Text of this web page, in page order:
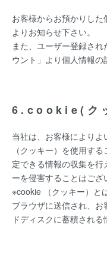
お客様からお預かりし
よりお知らせ下さい。
また、ユーザー登録さ
ウント」より個人情報の
6.cookie(ク
当社は、お客様により
（クッキー）を使用す
定できる情報の収集を
ーを侵害することはござ
※cookie （クッキー）と
ブラウザに送信され、
ドディスクに蓄積される